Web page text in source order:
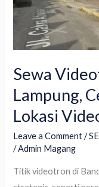
Sewa
Lampung,
Lokasi
Leave a Comment /
/Admin Magang
Titik videotron di
Harga
Dan
Titik
Lokasi
Videotron